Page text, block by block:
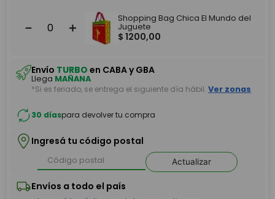
＋
－
Shopping Bag Chica El Mundo del
Juguete
$ 1200,00
Envío TURBO en CABA y GBA
Llega MAÑANA
*Si es feriado, se entrega el siguiente día hábil. Ver zonas
30 díaspara devolver tu compra
Ingresá tu código postal
Actualizar